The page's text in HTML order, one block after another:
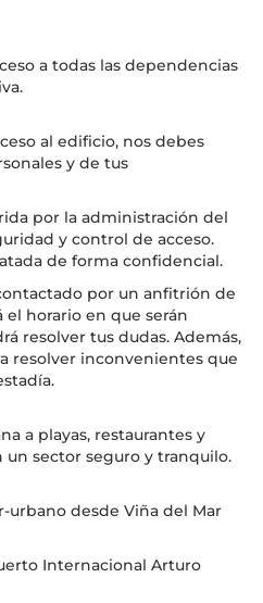
a todas las dependencias
al edificio, nos debes
y de tus
por la administración del
y control de acceso.
de forma confidencial.
por un anfitrión de
horario en que serán
resolver tus dudas. Además,
resolver inconvenientes que
a playas, restaurantes y
un sector seguro y tranquilo.
desde Viña del Mar
Internacional Arturo